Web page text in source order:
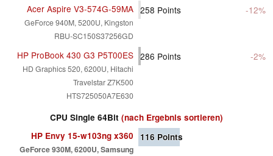
Acer Aspire V3-574G-59MA
GeForce 940M, 5200U, Kingston
RBU-SC150S37256GD
258 Points -12%
HP ProBook 430 G3 P5T00ES
HD Graphics 520, 6200U, Hitachi
Travelstar Z7K500
HTS725050A7E630
286 Points -2%
CPU Single 64Bit (nach Ergebnis sortieren)
HP Envy 15-w103ng x360
GeForce 930M, 6200U, Samsung
116 Points